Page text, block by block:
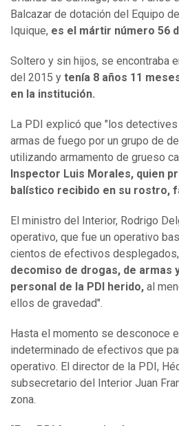
Balcazar de dotación del Equipo
Iquique, es el mártir número 56
Soltero y sin hijos, se encontraba
del 2015 y tenía 8 años 11
en la institución.
La PDI explicó que "los
armas de fuego por un grupo de
utilizando armamento de grueso
Inspector Luis Morales, quien
balístico recibido en su rostro,
El ministro del Interior, Rodrigo
operativo, que fue un operativo
cientos de efectivos
decomiso de drogas, de armas
personal de la PDI herido, al
ellos de gravedad".
Hasta el momento se desconoce
indeterminado de efectivos que
operativo. El director de la PDI,
subsecretario del Interior Juan
zona.